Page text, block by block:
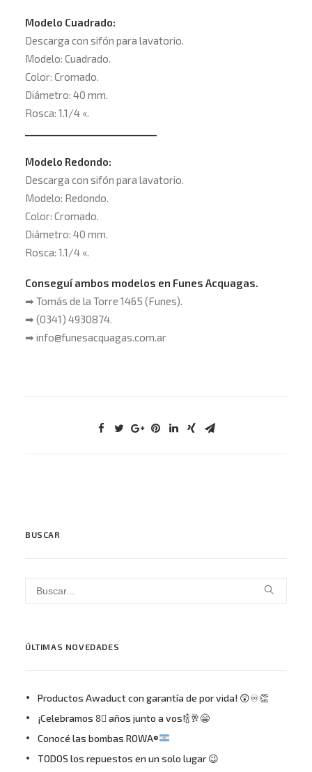
Modelo Cuadrado:
Descarga con sifón para lavatorio.
Modelo: Cuadrado.
Color: Cromado.
Diámetro: 40 mm.
Rosca: 1.1/4 «.
Modelo Redondo:
Descarga con sifón para lavatorio.
Modelo: Redondo.
Color: Cromado.
Diámetro: 40 mm.
Rosca: 1.1/4 «.
Conseguí ambos modelos en Funes Acquagas.
➡ Tomás de la Torre 1465 (Funes).
➡ (0341) 4930874.
➡ info@funesacquagas.com.ar
BUSCAR
ÚLTIMAS NOVEDADES
Productos Awaduct con garantía de por vida! 😲♾👏
¡Celebramos 8⃣ años junto a vos!🍾🥂😁
Conocé las bombas ROWA®
TODOS los repuestos en un solo lugar 😉